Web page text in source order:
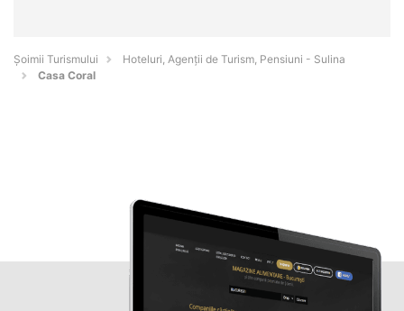
Șoimii Turismului
Hoteluri, Agenții de Turism, Pensiuni - Sulina
Casa Coral